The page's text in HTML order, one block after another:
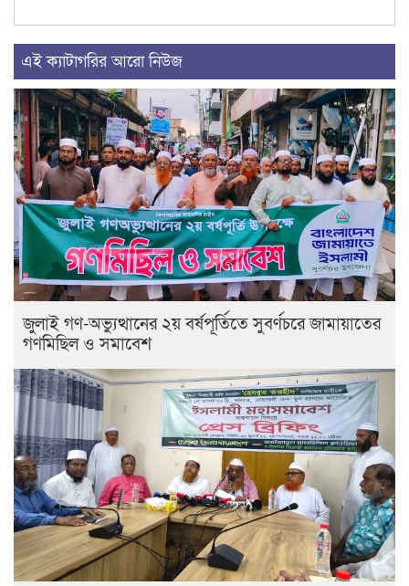
এই ক্যাটাগরির আরো নিউজ
জুলাই গণ-অভ্যুত্থানের ২য় বর্ষপূর্তিতে সুবর্ণচরে জামায়াতের
গণমিছিল ও সমাবেশ